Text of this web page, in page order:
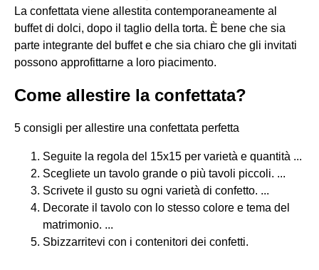
La confettata viene allestita contemporaneamente al
buffet di dolci, dopo il taglio della torta. È bene che sia
parte integrante del buffet e che sia chiaro che gli invitati
possono approfittarne a loro piacimento.
Come allestire la confettata?
5 consigli per allestire una confettata perfetta
Seguite la regola del 15x15 per varietà e quantità ...
Scegliete un tavolo grande o più tavoli piccoli. ...
Scrivete il gusto su ogni varietà di confetto. ...
Decorate il tavolo con lo stesso colore e tema del
matrimonio. ...
Sbizzarritevi con i contenitori dei confetti.